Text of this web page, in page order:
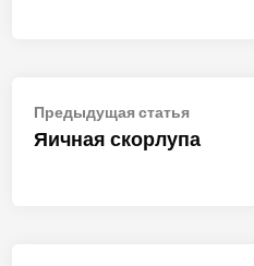
Навигация
по
Предыдущая статья
статья:
Яичная скорлупа